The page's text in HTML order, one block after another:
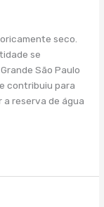
seco.
se
São Paulo
contribuiu para
a reserva de água